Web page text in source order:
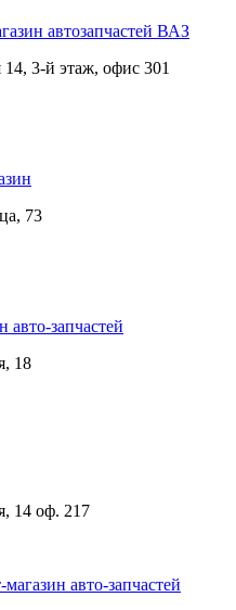
автозапчастей ВАЗ
3-й этаж, офис 301
73
авто-запчастей
18
14 оф. 217
авто-запчастей